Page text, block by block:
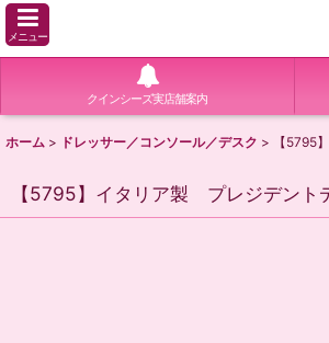
メニュー
クインシーズ実店舗案内
ホーム > ドレッサー／コンソール／デスク > 【5795
【5795】イタリア製 プレジデント